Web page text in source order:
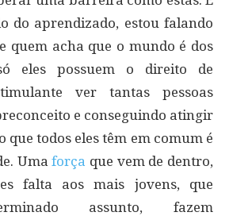
do aprendizado, estou falando
quem acha que o mundo é dos
eles possuem o direito de
ver tantas pessoas
e conseguindo atingir
que todos eles têm em comum é
Umaforça que vem de dentro,
falta aos mais jovens, que
assunto, fazem